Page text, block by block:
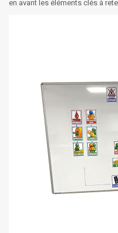
en avant les éléments clés à